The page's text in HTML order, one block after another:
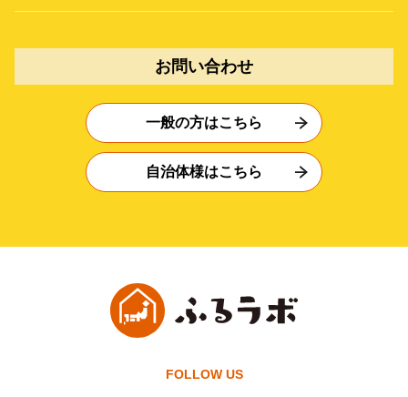
お問い合わせ
一般の方はこちら
自治体様はこちら
FOLLOW US